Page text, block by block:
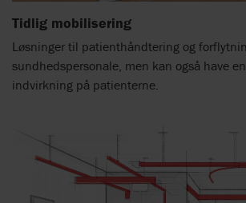
Tidlig mobilisering
Løsninger til patienthåndtering og
sundhedspersonale, men kan også have
indvirkning på patienterne.